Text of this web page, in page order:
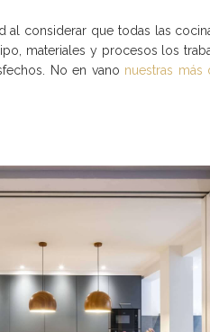
al considerar que todas las
materiales y procesos los
No en vano nuestras más